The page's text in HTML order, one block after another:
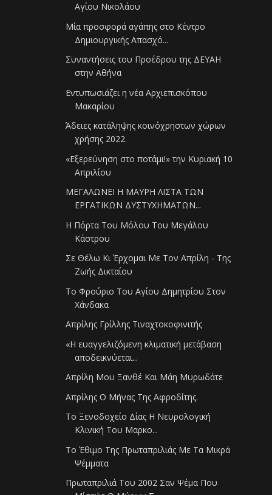
Αγίου Νικολάου
Μία προσφορά αγάπης στο Κέντρο
Δημιουργικής Απασχό...
Συναντήσεις του Προέδρου της ΔΕΥΑΗ
στην Αθήνα
Εντυπωσιάζει η νέα Αρχιεπισκόπου
Μακαρίου
Άδειες κατάληψης κοινόχρηστων χώρων
χρήσης 2022.
«Εξερεύνηση στο ποτάμι!» την Κυριακή 10
Απριλίου
ΜΕΓΑΛΩΝΕΙ Η ΜΑΥΡΗ ΛΙΣΤΑ ΤΩΝ
ΕΡΓΑΤΙΚΩΝ ΔΥΣΤΥΧΗΜΑΤΩΝ...
Η Πόρτα Του Μόλου Του Μεγάλου
Κάστρου
Σε Θέλω Κι Έρχομαι Με Τον Απρίλη - Της
Ζωής Δικταίου
Το Φρούριο Του Αγίου Δημητρίου Στον
Χάνδακα
Απρίλης Γρίλλης Τιναχτοκοφινιτής
«Η ευαγγελιζόμενη κλιματική μετάβαση
αποδεικνύεται...
Απρίλη Μου Ξανθέ Και Μάη Μυρωδάτε
Απρίλης Ο Μήνας Της Αφροδίτης.
Το Ξενοδοχείο Δίας Η Νευρολογική
Κλινική Του Μαρκο...
Το Έθιμο Της Πρωταπριλιάς Με Τα Μικρά
Ψέμματα
Πρωταπριλιά Του 2002 Σαν Ψέμα Που